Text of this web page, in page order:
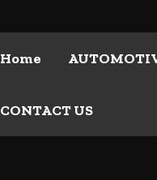
Home
CONTACT US